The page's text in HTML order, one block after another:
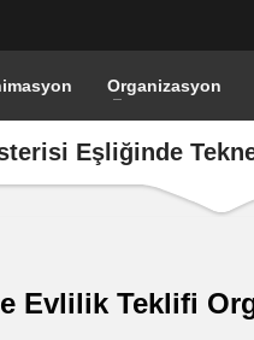
Organizasyon
Eşliğinde
Evlilik Teklifi